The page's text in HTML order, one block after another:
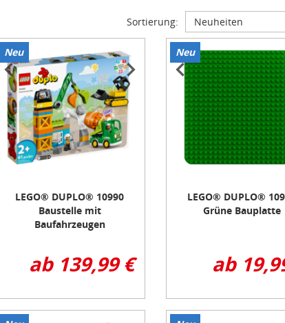
Sortierung:
Neu
Item
LEGO® DUPLO® 10990
Baustelle mit
Baufahrzeugen
ab 139,99 €
Neu
Item
LEGO® DUPLO®
Grüne Bauplatte
ab